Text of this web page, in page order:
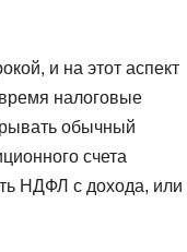
и на этот аспект
налоговые
обычный
счета
НДФЛ с дохода, или